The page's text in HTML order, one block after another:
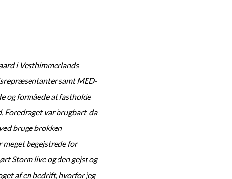
i Vesthimmerlands
samt MED-
og formåede at fastholde
Foredraget var brugbart, da
bruge brokken
begejstrede for
Storm live og den gejst og
af en bedrift, hvorfor jeg